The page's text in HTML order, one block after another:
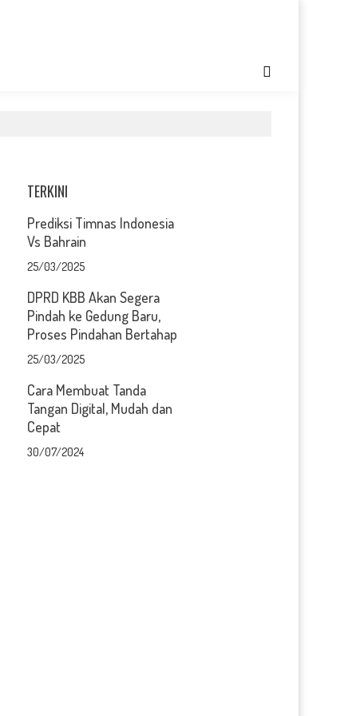
TERKINI
Prediksi Timnas Indonesia
Vs Bahrain
25/03/2025
DPRD KBB Akan Segera
Pindah ke Gedung Baru,
Proses Pindahan Bertahap
25/03/2025
Cara Membuat Tanda
Tangan Digital, Mudah dan
Cepat
30/07/2024